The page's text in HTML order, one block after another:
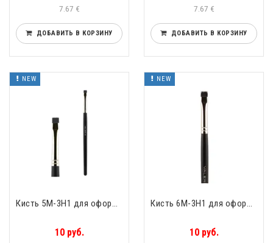
7.67 €
ДОБАВИТЬ В КОРЗИНУ
7.67 €
ДОБАВИТЬ В КОРЗИНУ
NEW
10 руб.
NEW
10 руб.